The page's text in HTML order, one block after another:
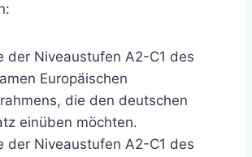
der Niveaustufen A2-C1 des
Europäischen
die den deutschen
einüben möchten.
der Niveaustufen A2-C1 des